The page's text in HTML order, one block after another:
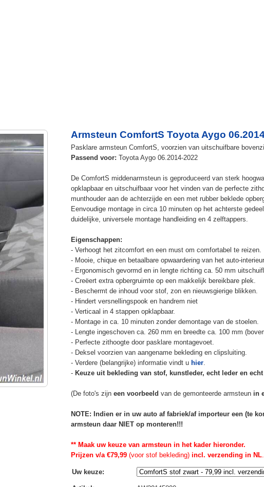
Armsteun ComfortS Toyota Aygo
Pasklare armsteun ComfortS, voorzien van uitschuifbare
Passend voor: Toyota Aygo 06.2014-2022
De ComfortS middenarmsteun is geproduceerd van sterk
opklapbaar en uitschuifbaar voor het vinden van de perfecte
munthouder aan de achterzijde en een met rubber beklede
Eenvoudige montage in circa 10 minuten op het achterste
duidelijke, universele montage handleiding en 4 zelftappers.
Eigenschappen:
- Verhoogt het zitcomfort en een must om comfortabel te reizen.
- Mooie, chique en betaalbare opwaardering van het auto-interieur.
- Ergonomisch gevormd en in lengte richting ca. 50 mm
- Creëert extra opbergruimte op een makkelijk bereikbare plek.
- Beschermt de inhoud voor stof, zon en nieuwsgierige blikken.
- Hindert versnellingspook en handrem niet
- Verticaal in 4 stappen opklapbaar.
- Montage in ca. 10 minuten zonder demontage van de stoelen.
- Lengte ingeschoven ca. 260 mm en breedte ca. 100 mm
- Perfecte zithoogte door pasklare montagevoet.
- Deksel voorzien van aangename bekleding en clipsluiting.
- Verdere (belangrijke) informatie vindt u hier.
- Keuze uit bekleding van stof, kunstleder, echt leder en
(De foto's zijn een voorbeeld van de gemonteerde armsteun in
NOTE: Indien er in uw auto af fabriek/af importeur een (te
armsteun daar NIET op monteren!!!
** Maak uw keuze van armsteun in het kader hieronder.
Prijzen v/a €79,99(voor stof bekleding)incl. verzending in NL.
Uw keuze: